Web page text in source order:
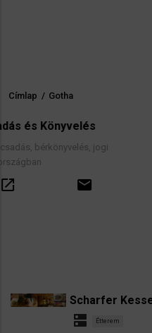
Morzsa
Címlap / Gotha
jogi
LBS
Scharfer
dns Étterem